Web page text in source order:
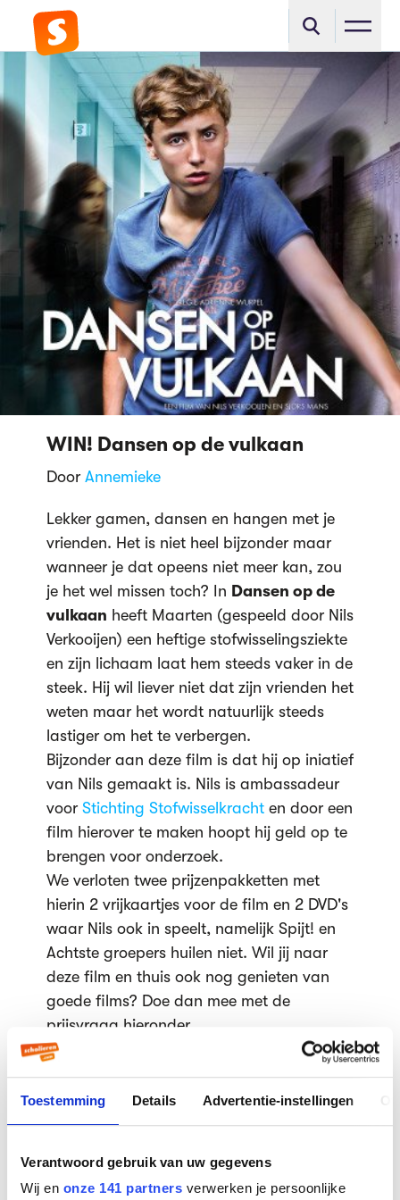
Toestemming Details Advertentie-instellingen
Verantwoord gebruik van uw gegevens
Wij en onze 141 partners verwerken je persoonlijke
WIN! Dansen op de vulkaan
Door Annemieke
Lekker gamen, dansen en hangen met je
vrienden. Het is niet heel bijzonder maar
wanneer je dat opeens niet meer kan, zou
je het wel missen toch? In Dansen op de
vulkaan heeft Maarten (gespeeld door Nils
Verkooijen) een heftige stofwisselingsziekte
en zijn lichaam laat hem steeds vaker in de
steek. Hij wil liever niet dat zijn vrienden het
weten maar het wordt natuurlijk steeds
lastiger om het te verbergen.
Bijzonder aan deze film is dat hij op iniatief
van Nils gemaakt is. Nils is ambassadeur
voor Stichting Stofwisselkrachten door een
film hierover te maken hoopt hij geld op te
brengen voor onderzoek.
We verloten twee prijzenpakketten met
hierin 2 vrijkaartjes voor de film en 2 DVD's
waar Nils ook in speelt, namelijk Spijt! en
Achtste groepers huilen niet. Wil jij naar
deze film en thuis ook nog genieten van
goede films? Doe dan mee met de
prijsvraag hieronder.
Lees verder